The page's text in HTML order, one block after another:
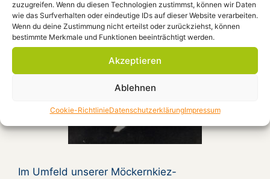
zuzugreifen. Wenn du diesen Technologien zustimmst, können wir Daten
wie das Surfverhalten oder eindeutige IDs auf dieser Website verarbeiten.
Wenn du deine Zustimmung nicht erteilst oder zurückziehst, können
bestimmte Merkmale und Funktionen beeinträchtigt werden.
Akzeptieren
Ablehnen
Cookie-RichtlinieDatenschutzerklärungImpressum
Im Umfeld unserer Möckernkiez-